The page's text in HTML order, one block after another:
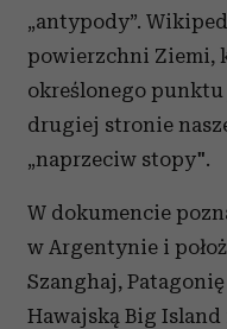
„antypody”.
powierzchni Ziemi,
określonego punktu
drugiej stronie
„naprzeciw stopy".
W dokumencie
w Argentynie i
Szanghaj,
Hawajską Big